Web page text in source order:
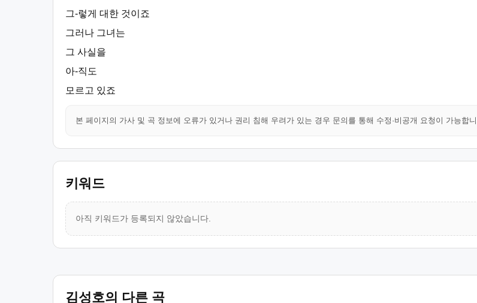
그-렇게 대한 것이죠
그러나 그녀는
그 사실을
아-직도
모르고 있죠
본 페이지의 가사 및 곡 정보에 오류가 있거나 권리 침해 우려가 있는 경우 문의를 통해 수정·비공개 요청이 가능
키워드
아직 키워드가 등록되지 않았습니다.
김성호의 다른 곡